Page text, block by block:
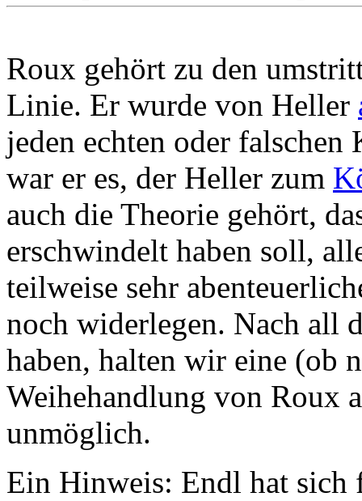
Roux gehört zu den
Linie. Er wurde von Heller
jeden echten oder
war er es, der Heller zum
auch die Theorie gehört,
erschwindelt haben soll,
teilweise sehr
noch widerlegen. Nach all
haben, halten wir eine (ob
Weihehandlung von Roux
unmöglich.
Ein Hinweis: Endl hat sich